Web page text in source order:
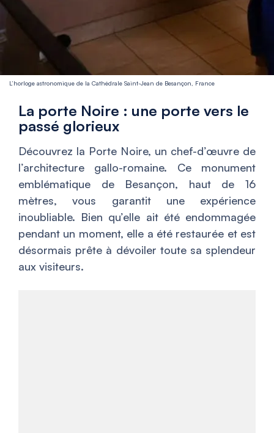
L’horloge astronomique de la Cathédrale Saint-Jean de Besançon, France
La porte Noire : une porte vers le
passé glorieux
Découvrez la Porte Noire, un chef-d’œuvre de
l’architecture gallo-romaine. Ce monument
emblématique de Besançon, haut de 16
mètres, vous garantit une expérience
inoubliable. Bien qu’elle ait été endommagée
pendant un moment, elle a été restaurée et est
désormais prête à dévoiler toute sa splendeur
aux visiteurs.